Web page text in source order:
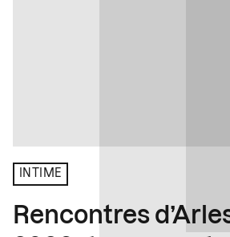
INTIME
Rencontres